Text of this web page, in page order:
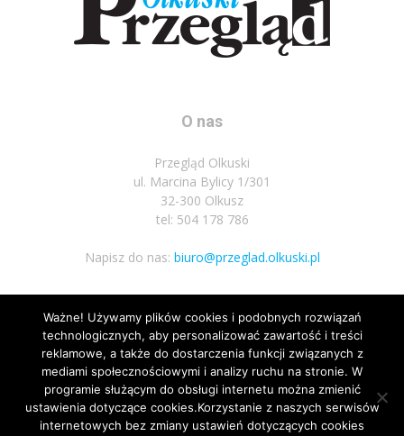
O nas
Przegląd Olkuski
ul. Marcina Bylicy 1/301
32-300 Olkusz
tel: 504 178 786
Napisz do nas: biuro@przeglad.olkuski.pl
Podążaj za nami
Ważne! Używamy plików cookies i podobnych rozwiązań
technologicznych, aby personalizować zawartość i treści
reklamowe, a także do dostarczenia funkcji związanych z
mediami społecznościowymi i analizy ruchu na stronie. W
programie służącym do obsługi internetu można zmienić
ustawienia dotyczące cookies.Korzystanie z naszych serwisów
internetowych bez zmiany ustawień dotyczących cookies